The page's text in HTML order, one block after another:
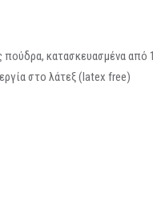
πούδρα, κατασκευασμένα από
στο λάτεξ (latex free)